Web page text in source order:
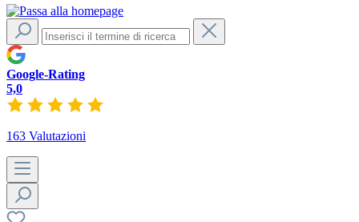
Google-Rating
5,0
163 Valutazioni